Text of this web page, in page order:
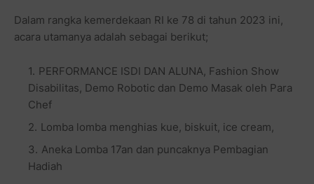
Dalam rangka kemerdekaan RI ke 78 di tahun 2023 ini,
acara utamanya adalah sebagai berikut;
PERFORMANCE ISDI DAN ALUNA, Fashion Show
Disabilitas, Demo Robotic dan Demo Masak oleh Para
Chef
Lomba lomba menghias kue, biskuit, ice cream,
Aneka Lomba 17an dan puncaknya Pembagian
Hadiah